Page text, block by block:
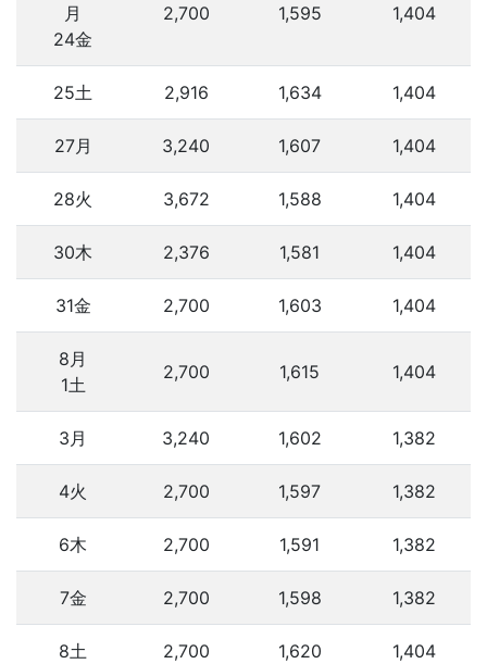
月
24金
2,700 1,595 1,404
25土 2,916 1,634 1,404
27月 3,240 1,607 1,404
28火 3,672 1,588 1,404
30木 2,376 1,581 1,404
31金 2,700 1,603 1,404
8月
1土
2,700 1,615 1,404
3月 3,240 1,602 1,382
4火 2,700 1,597 1,382
6木 2,700 1,591 1,382
7金 2,700 1,598 1,382
8土 2,700 1,620 1,404